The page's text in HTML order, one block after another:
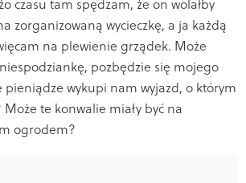
czasu tam spędzam, że on wolałby
zorganizowaną wycieczkę, a ja każdą
na plewienie grządek. Może
pozbędzie się mojego
pieniądze wykupi nam wyjazd, o którym
Może te konwalie miały być na
ogrodem?